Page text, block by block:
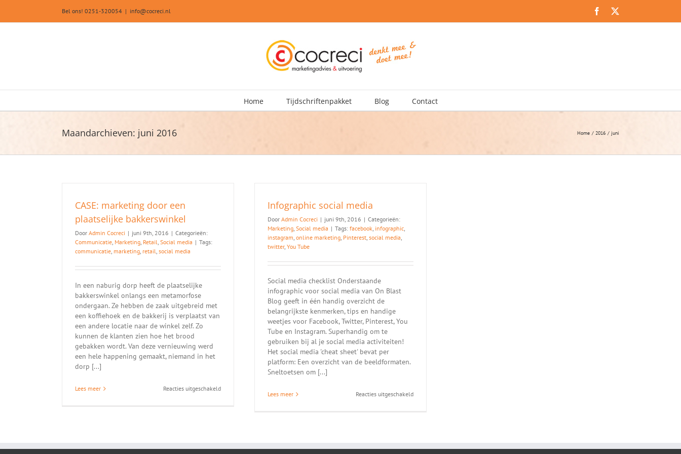
inhoud
Bel ons! 0251-320054 | info@cocreci.nl Facebook
Home Tijdschriftenpakket Blog Contact
Maandarchieven: juni 2016 Home 2016 juni
CASE: marketing door een
plaatselijke bakkerswinkel
Door Admin Cocreci | juni 9th, 2016 | Categorieën:
Communicatie, Marketing, Retail, Social media | Tags:
communicatie, marketing, retail, social media
In een naburig dorp heeft de plaatselijke
bakkerswinkel onlangs een metamorfose
ondergaan. Ze hebben de zaak uitgebreid met
een koffiehoek en de bakkerij is verplaatst van
een andere locatie naar de winkel zelf. Zo
kunnen de klanten zien hoe het brood
gebakken wordt. Van deze vernieuwing werd
een hele happening gemaakt, niemand in het
dorp [...]
Lees meer Reacties uitgeschakeldvoor
Infographic social media
Door Admin Cocreci | juni 9th, 2016 | Categorieën:
Marketing, Social media | Tags: facebook, infographic,
instagram, online marketing, Pinterest, social media,
twitter, You Tube
Social media checklist Onderstaande
infographic voor social media van On Blast
Blog geeft in één handig overzicht de
belangrijkste kenmerken, tips en handige
weetjes voor Facebook, Twitter, Pinterest, You
Tube en Instagram. Superhandig om te
gebruiken bij al je social media activiteiten!
Het social media 'cheat sheet' bevat per
platform: Een overzicht van de beeldformaten.
Sneltoetsen om [...]
Lees meer Reacties uitgeschakeldvoor